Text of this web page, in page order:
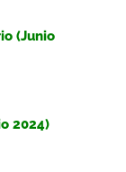
(Junio
2024)